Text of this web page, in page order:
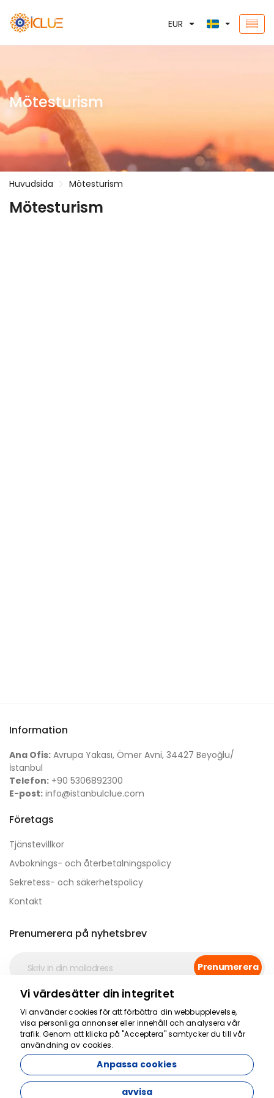
EUR
Mötesturism
Huvudsida Mötesturism
Mötesturism
Information
Ana Ofis: Avrupa Yakası, Ömer Avni, 34427 Beyoğlu/
İstanbul
Telefon: +90 5306892300
E-post: info@istanbulclue.com
Företags
Tjänstevillkor
Avboknings- och återbetalningspolicy
Sekretess- och säkerhetspolicy
Kontakt
Prenumerera på nyhetsbrev
Prenumerera
Vi värdesätter din integritet
Vi använder cookies för att förbättra din webbupplevelse,
visa personliga annonser eller innehåll och analysera vår
trafik. Genom att klicka på "Acceptera" samtycker du till vår
användning av cookies.
Anpassa cookies
avvisa